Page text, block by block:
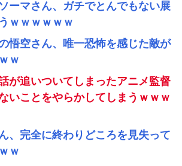
ーマさん、ガチでとんでもない展
ｗｗｗｗｗｗ
悟空さん、唯一恐怖を感じた敵が
ｗ
が追いついてしまったアニメ監督
いことをやらかしてしまうｗｗｗ
、完全に終わりどころを見失って
ｗ